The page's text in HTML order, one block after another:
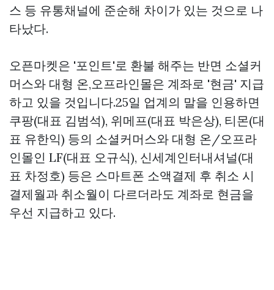
스 등 유통채널에 준순해 차이가 있는 것으로 나
타났다.
오픈마켓은 '포인트'로 환불 해주는 반면 소셜커
머스와 대형 온,오프라인몰은 계좌로 '현금' 지급
하고 있을 것입니다.25일 업계의 말을 인용하면
쿠팡(대표 김범석), 위메프(대표 박은상), 티몬(대
표 유한익) 등의 소셜커머스와 대형 온/오프라
인몰인 LF(대표 오규식), 신세계인터내셔널(대
표 차정호) 등은 스마트폰 소액결제 후 취소 시
결제월과 취소월이 다르더라도 계좌로 현금을
우선 지급하고 있다.